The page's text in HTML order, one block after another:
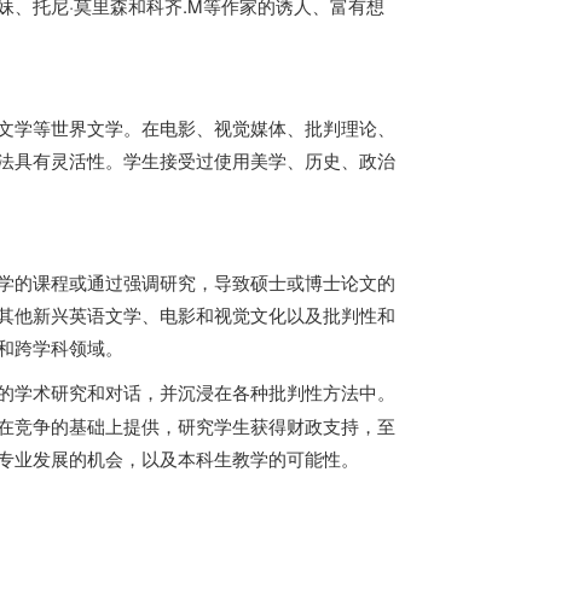
托尼·莫里森和科齐.M等作家的诱人、富有想
等世界文学。在电影、视觉媒体、批判理论、
具有灵活性。学生接受过使用美学、历史、政治
的课程或通过强调研究，导致硕士或博士论文的
他新兴英语文学、电影和视觉文化以及批判性和
学科领域。
术研究和对话，并沉浸在各种批判性方法中。
竞争的基础上提供，研究学生获得财政支持，至
发展的机会，以及本科生教学的可能性。